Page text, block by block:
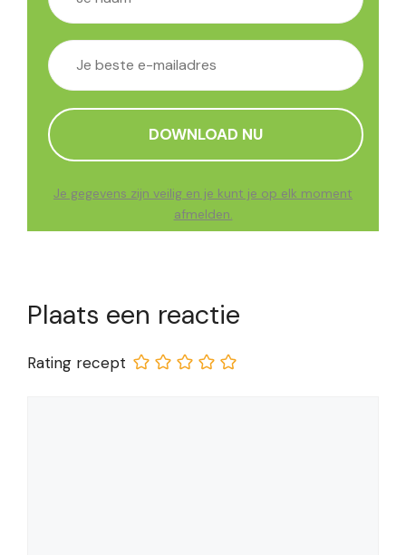
Je gegevens zijn veilig en je kunt je op elk moment
afmelden.
Plaats een reactie
Rating recept